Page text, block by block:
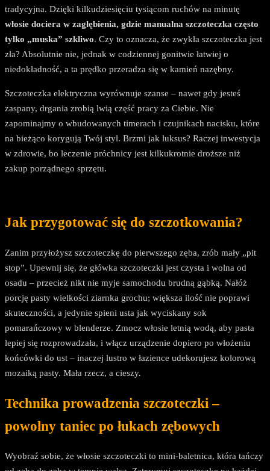
tradycyjna. Dzięki kilkudziesięciu tysiącom ruchów na minutę
włosie dociera w zagłębienia, gdzie manualna szczoteczka często
tylko „muska” szkliwo. Czy to oznacza, że zwykła szczoteczka jest
zła? Absolutnie nie, jednak w codziennej gonitwie łatwiej o
niedokładność, a ta prędko przeradza się w kamień nazębny.
Szczoteczka elektryczna wyrównuje szanse – nawet gdy jesteś
zaspany, drgania zrobią lwią część pracy za Ciebie. Nie
zapominajmy o wbudowanych timerach i czujnikach nacisku, które
na bieżąco korygują Twój styl. Brzmi jak luksus? Raczej inwestycja
w zdrowie, bo leczenie próchnicy jest kilkukrotnie droższe niż
zakup porządnego sprzętu.
Jak przygotować się do szczotkowania?
Zanim przyłożysz szczoteczkę do pierwszego zęba, zrób mały „pit
stop”. Upewnij się, że główka szczoteczki jest czysta i wolna od
osadu – przecież nikt nie myje samochodu brudną gąbką. Nałóż
porcję pasty wielkości ziarnka grochu; większa ilość nie poprawi
skuteczności, a jedynie spieni usta jak wyciskany sok
pomarańczowy w blenderze. Zmocz włosie letnią wodą, aby pasta
lepiej się rozprowadzała, i włącz urządzenie dopiero po włożeniu
końcówki do ust – inaczej lustro w łazience udekorujesz kolorową
mozaiką pasty. Mała rzecz, a cieszy.
Technika prowadzenia szczoteczki –
powolny taniec po łukach zębowych
Wyobraź sobie, że włosie szczoteczki to mini-baletnica, która tańczy